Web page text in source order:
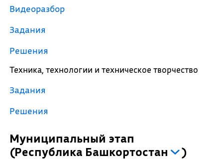
Видеоразбор
Задания
Решения
Техника, технологии и техническое творчество
Задания
Решения
Муниципальный этап
(Республика Башкортостан )